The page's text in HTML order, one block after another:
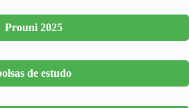
Prouni 2025
de estudo